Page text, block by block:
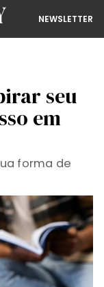
NEWSLETTER
seu
em
forma de